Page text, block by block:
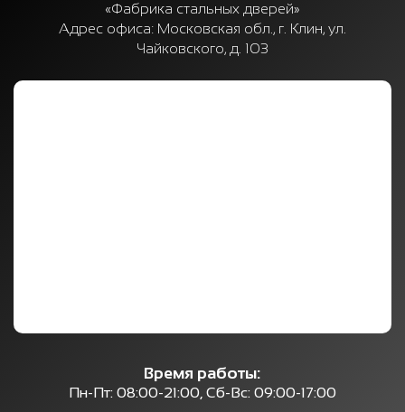
«Фабрика стальных дверей»
Адрес офиса: Московская обл., г. Клин, ул.
Чайковского, д. 103
Время работы:
Пн-Пт: 08:00-21:00, Сб-Вс: 09:00-17:00